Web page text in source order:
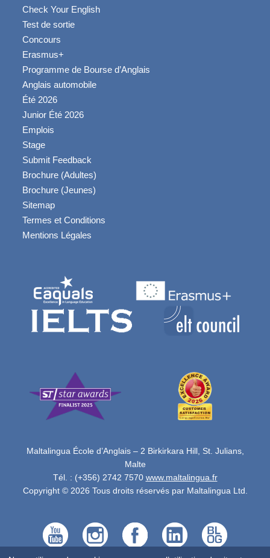
Check Your English
Test de sortie
Concours
Erasmus+
Programme de Bourse d’Anglais
Anglais automobile
Été 2026
Junior Été 2026
Emplois
Stage
Submit Feedback
Brochure (Adultes)
Brochure (Jeunes)
Sitemap
Termes et Conditions
Mentions Légales
Maltalingua École d’Anglais – 2 Birkirkara Hill, St. Julians,
Malte
Tél. : (+356) 2742 7570 www.maltalingua.fr
Copyright © 2026 Tous droits réservés par Maltalingua Ltd.